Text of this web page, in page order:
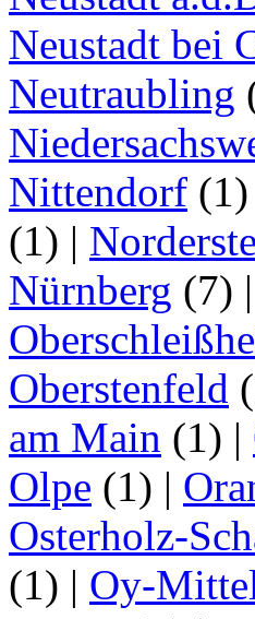
Neustadt bei
Neutraubling
Nittendorf (1)
(1) |
Nürnberg (7) |
Oberstenfeld
am Main (1) |
Olpe (1) |
Osterholz-
(1) | Oy-